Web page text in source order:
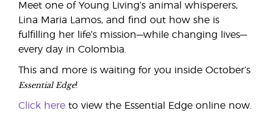
Meet one of Young Living’s animal whisperers,
Lina Maria Lamos, and find out how she is
fulfilling her life’s mission—while changing lives—
every day in Colombia.
This and more is waiting for you inside October’s
Essential Edge!
Click here to view the Essential Edge online now.